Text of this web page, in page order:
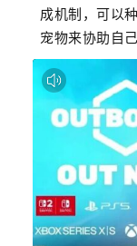
成机制，可以
宠物来协助自己